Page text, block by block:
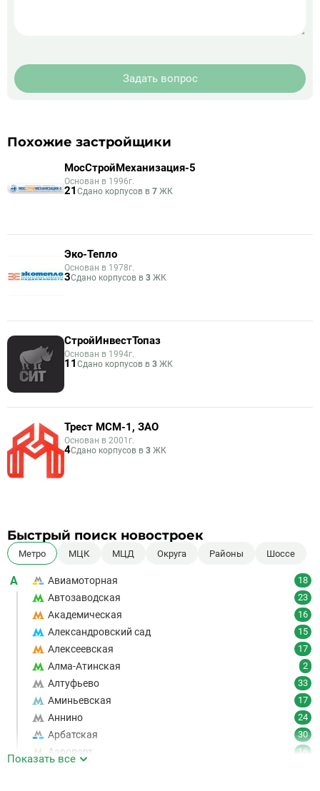
Задать вопрос
Похожие застройщики
МосСтройМеханизация-5
Основан в 1996г.
21 Сдано корпусов в 7 ЖК
Эко-Тепло
Основан в 1978г.
3Сдано корпусов в 3 ЖК
СтройИнвестТопаз
Основан в 1994г.
11 Сдано корпусов в 3 ЖК
Трест МСМ-1, ЗАО
Основан в 2001г.
4Сдано корпусов в 3 ЖК
Быстрый поиск новостроек
Метро МЦК МЦД Округа Районы Шоссе
А Авиамоторная 18
Автозаводская 23
Академическая 16
Александровский сад 15
Алексеевская 17
Алма-Атинская 2
Алтуфьево 33
Аминьевская 17
Аннино 24
Арбатская 30
Аэропорт 16
Показать все